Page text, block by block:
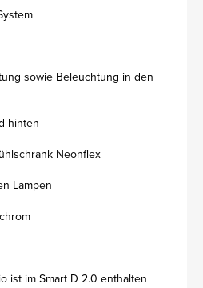
sowie Beleuchtung in den
hinten
Neonflex
Lampen
ist im Smart D 2.0 enthalten